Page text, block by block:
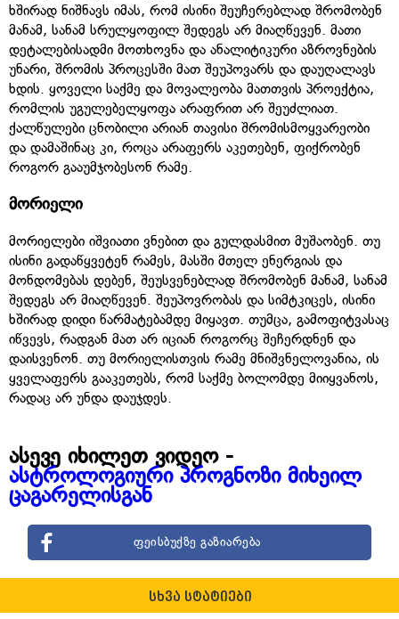
ხშირად ნიშნავს იმას, რომ ისინი შეუჩერებლად შრომობენ
მანამ, სანამ სრულყოფილ შედეგს არ მიაღწევენ. მათი
დეტალებისადმი მოთხოვნა და ანალიტიკური აზროვნების
უნარი, შრომის პროცესში მათ შეუპოვარს და დაუღალავს
ხდის. ყოველი საქმე და მოვალეობა მათთვის პროექტია,
რომლის უგულებელყოფა არაფრით არ შეუძლიათ.
ქალწულები ცნობილი არიან თავისი შრომისმოყვარეობი
და დამაშინაც კი, როცა არაფერს აკეთებენ, ფიქრობენ
როგორ გააუმჯობესონ რამე.
მორიელი
მორიელები იშვიათი ვნებით და გულდასმით მუშაობენ. თუ
ისინი გადაწყვეტენ რამეს, მასში მთელ ენერგიას და
მონდომებას დებენ, შეუსვენებლად შრომობენ მანამ, სანამ
შედეგს არ მიაღწევენ. შეუპოვრობას და სიმტკიცეს, ისინი
ხშირად დიდი წარმატებამდე მიყავთ. თუმცა, გამოფიტვასაც
იწვევს, რადგან მათ არ იციან როგორც შეჩერდნენ და
დაისვენონ. თუ მორიელისთვის რამე მნიშვნელოვანია, ის
ყველაფერს გააკეთებს, რომ საქმე ბოლომდე მიიყვანოს,
რადაც არ უნდა დაუჯდეს.
ასევე იხილეთ ვიდეო -
ასტროლოგიური პროგნოზი მიხეილ
ცაგარელისგან
ფეისბუქზე გაზიარება
სხვა სტატიები